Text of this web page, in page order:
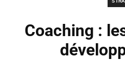
Coaching :